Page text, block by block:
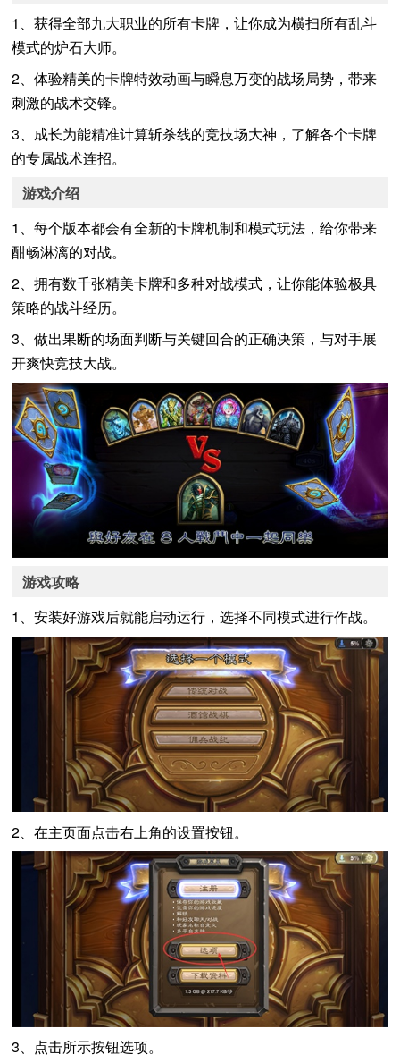
1、获得全部九大职业的所有卡牌，让你成为横扫所有乱斗
模式的炉石大师。
2、体验精美的卡牌特效动画与瞬息万变的战场局势，带来
刺激的战术交锋。
3、成长为能精准计算斩杀线的竞技场大神，了解各个卡牌
的专属战术连招。
游戏介绍
1、每个版本都会有全新的卡牌机制和模式玩法，给你带来
酣畅淋漓的对战。
2、拥有数千张精美卡牌和多种对战模式，让你能体验极具
策略的战斗经历。
3、做出果断的场面判断与关键回合的正确决策，与对手展
开爽快竞技大战。
游戏攻略
1、安装好游戏后就能启动运行，选择不同模式进行作战。
2、在主页面点击右上角的设置按钮。
3、点击所示按钮选项。